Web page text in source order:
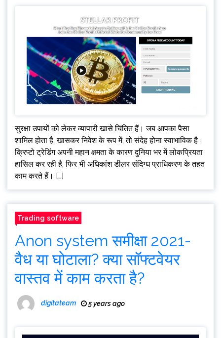
सुरक्षा उपायों को लेकर व्यापारी खासे चिंतित हैं। जब आपका पैसा
शामिल होता है, खासकर निवेश के रूप में, तो संदेह होना स्वाभाविक है।
क्रिप्टो ट्रेडिंग अपनी महान क्षमता के कारण दुनिया भर में लोकप्रियता
हासिल कर रही है, फिर भी अधिकांश डीलर संदिग्ध प्राधिकरण के तहत
काम करते हैं। […]
Trading software
Anon system समीक्षा 2021-
वैध या घोटाला? क्या सॉफ्टवेयर
वास्तव में काम करता है?
digitateam 5 years ago